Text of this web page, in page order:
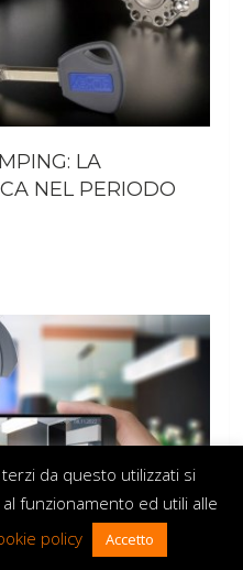
LA
NEL PERIODO
da questo utilizzati si
funzionamento ed utili alle
policy Accetto